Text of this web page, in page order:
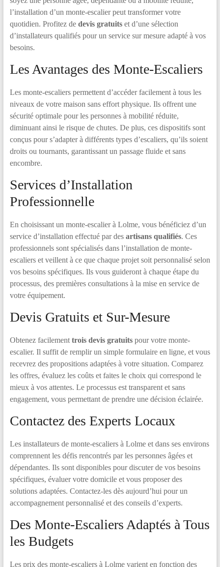
l’installation d’un monte-escalier peut transformer votre
quotidien. Profitez de devis gratuitset d’une sélection
d’installateurs qualifiés pour un service sur mesure adapté à vos
besoins.
Les Avantages des Monte-Escaliers
Les monte-escaliers permettent d’accéder facilement à tous les
niveaux de votre maison sans effort physique. Ils offrent une
sécurité optimale pour les personnes à mobilité réduite,
diminuant ainsi le risque de chutes. De plus, ces dispositifs sont
conçus pour s’adapter à différents types d’escaliers, qu’ils soient
droits ou tournants, garantissant un passage fluide et sans
encombre.
Services d’Installation
Professionnelle
En choisissant un monte-escalier à Lolme, vous bénéficiez d’un
service d’installation effectué par des artisans qualifiés. Ces
professionnels sont spécialisés dans l’installation de monte-
escaliers et veillent à ce que chaque projet soit personnalisé selon
vos besoins spécifiques. Ils vous guideront à chaque étape du
processus, des premières consultations à la mise en service de
votre équipement.
Devis Gratuits et Sur-Mesure
Obtenez facilement trois devis gratuitspour votre monte-
escalier. Il suffit de remplir un simple formulaire en ligne, et vous
recevrez des propositions adaptées à votre situation. Comparez
les offres, évaluez les coûts et faites le choix qui correspond le
mieux à vos attentes. Le processus est transparent et sans
engagement, vous permettant de prendre une décision éclairée.
Contactez des Experts Locaux
Les installateurs de monte-escaliers à Lolme et dans ses environs
comprennent les défis rencontrés par les personnes âgées et
dépendantes. Ils sont disponibles pour discuter de vos besoins
spécifiques, évaluer votre domicile et vous proposer des
solutions adaptées. Contactez-les dès aujourd’hui pour un
accompagnement personnalisé et des conseils d’experts.
Des Monte-Escaliers Adaptés à Tous
les Budgets
Les prix des monte-escaliers à Lolme varient en fonction des